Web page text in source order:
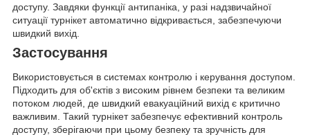
доступу. Завдяки функції антипаніка, у разі надзвичайної
ситуації турнікет автоматично відкривається, забезпечуючи
швидкий вихід.
Застосування
Використовується в системах контролю і керування доступом.
Підходить для об'єктів з високим рівнем безпеки та великим
потоком людей, де швидкий евакуаційний вихід є критично
важливим. Такий турнікет забезпечує ефективний контроль
доступу, зберігаючи при цьому безпеку та зручність для